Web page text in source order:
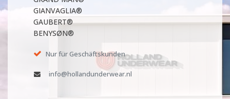
GIANVAGLIA®
GAUBERT®
BENYSØN®
Nur für Geschäftskunden
info@hollandunderwear.nl